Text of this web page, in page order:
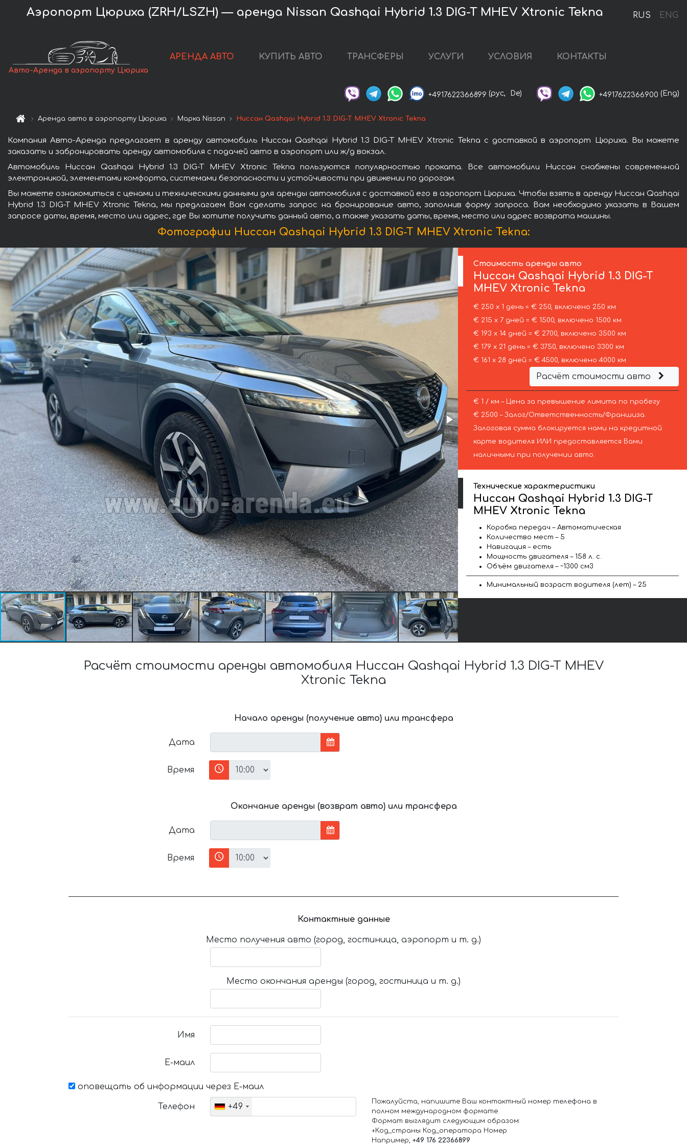
RUS ENG
Аэропорт Цюриха (ZRH/LSZH) — аренда Nissan Qashqai Hybrid 1.3 DIG-T MHEV Xtronic Tekna
Авто-Аренда в аэропорту Цюриха
АРЕНДА АВТО КУПИТЬ АВТО ТРАНСФЕРЫ УСЛУГИ УСЛОВИЯ КОНТАКТЫ
+4917622366899 (рус, De) +4917622366900 (Eng)
Аренда авто в аэропорту Цюриха Марка Nissan Ниссан Qashqai Hybrid 1.3 DIG-T MHEV Xtronic Tekna
Компания Авто-Аренда предлагает в аренду автомобиль Ниссан Qashqai Hybrid 1.3 DIG-T MHEV Xtronic Tekna с доставкой в аэропорт Цюриха. Вы можете
заказать и забронировать аренду автомобиля с подачей авто в аэропорт или ж/д вокзал.
Автомобиль Ниссан Qashqai Hybrid 1.3 DIG-T MHEV Xtronic Tekna пользуются популярностью проката. Все автомобили Ниссан снабжены современной
электроникой, элементами комфорта, системами безопасности и устойчивости при движении по дорогам.
Вы можете ознакомиться с ценами и техническими данными для аренды автомобиля с доставкой его в аэропорт Цюриха. Чтобы взять в аренду Ниссан Qashqai
Hybrid 1.3 DIG-T MHEV Xtronic Tekna, мы предлагаем Вам сделать запрос на бронирование авто, заполнив форму запроса. Вам необходимо указать в Вашем
запросе даты, время, место или адрес, где Вы хотите получить данный авто, а также указать даты, время, место или адрес возврата машины.
Фотографии Ниссан Qashqai Hybrid 1.3 DIG-T MHEV Xtronic Tekna:
Стоимость аренды авто
Ниссан Qashqai Hybrid 1.3 DIG-T
MHEV Xtronic Tekna
€ 250 х 1 день = € 250, включено 250 км
€ 215 х 7 дней = € 1500, включено 1500 км
€ 193 х 14 дней = € 2700, включено 3500 км
€ 179 х 21 день = € 3750, включено 3300 км
€ 161 х 28 дней = € 4500, включено 4000 км
Расчёт стоимости авто
€ 1 / км – Цена за превышение лимита по пробегу
€ 2500 – Залог/Ответственность/Франшиза.
Залоговая сумма блокируется нами на кредитной
карте водителя ИЛИ предоставляется Вами
наличными при получении авто.
Технические характеристики
Ниссан Qashqai Hybrid 1.3 DIG-T
MHEV Xtronic Tekna
Коробка передач – Автоматическая
Количество мест – 5
Навигация – есть
Мощность двигателя – 158 л. с.
Объём двигателя – ~1300 см3
Минимальный возраст водителя (лет) – 25
Расчёт стоимости аренды автомобиля Ниссан Qashqai Hybrid 1.3 DIG-T MHEV
Xtronic Tekna
Начало аренды (получение авто) или трансфера
Дата
Время
Окончание аренды (возврат авто) или трансфера
Дата
Время
Контактные данные
Место получения авто (город, гостиница, аэропорт и т. д.)
Место окончания аренды (город, гостиница и т. д.)
Имя
Е-маил
оповещать об информации через Е-маил
Телефон +49
Пожалуйста, напишите Ваш контактный номер телефона в
полном международном формате.
Формат выглядит следующим образом:
+Код_страны Код_оператора Номер
Например, +49 176 22366899